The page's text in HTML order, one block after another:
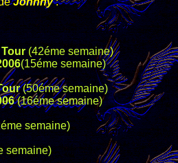
Tour(42éme semaine)
(15éme semaine)
(50éme semaine)
(16éme semaine)
semaine)
semaine)